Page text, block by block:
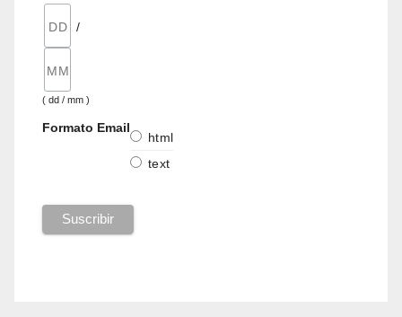
/
( dd / mm )
Formato Email
html
text